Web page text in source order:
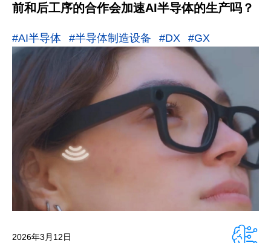
前和后工序的合作会加速AI半导体的生产吗？
#AI半导体 #半导体制造设备 #DX #GX
2026年3月12日